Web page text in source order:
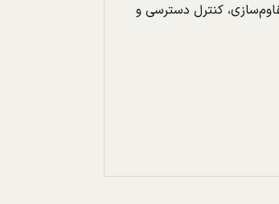
کنترل دسترسی و